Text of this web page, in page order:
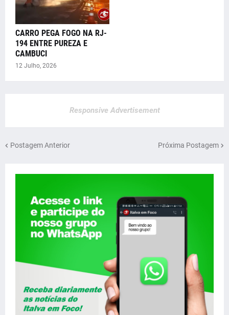
CARRO PEGA FOGO NA RJ-
194 ENTRE PUREZA E
CAMBUCI
12 Julho, 2026
Responsive Advertisement
Postagem Anterior Próxima Postagem